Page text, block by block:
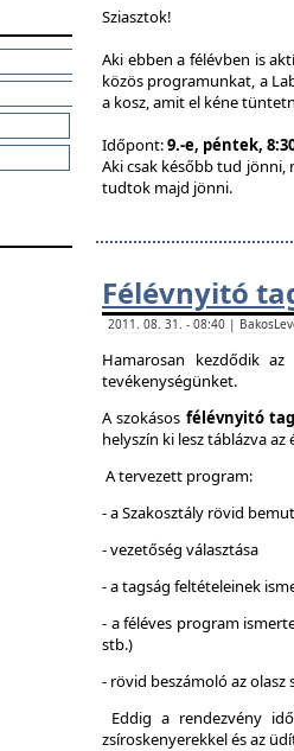
Sziasztok!
Aki ebben a félévben is
közös programunkat, a
a kosz, amit el kéne
Időpont:9.-e, péntek,
Aki csak később tud jönni,
tudtok majd jönni.
Félévnyitó
2011. 08. 31. - 08:40 |
Hamarosan kezdődik
tevékenységünket.
A szokásos félévnyitó
helyszín ki lesz táblázva
A tervezett program:
- a Szakosztály rövid
- vezetőség választása
- a tagság feltételeinek
- a féléves program
stb.)
- rövid beszámoló az
Eddig a rendezvény
zsíroskenyerekkel és az